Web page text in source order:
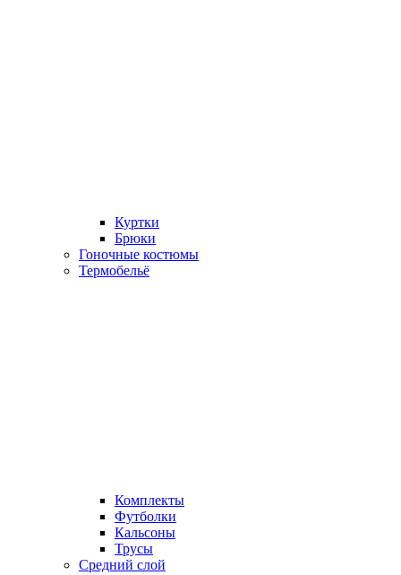
Куртки
Брюки
Гоночные костюмы
Термобельё
Комплекты
Футболки
Кальсоны
Трусы
Средний слой